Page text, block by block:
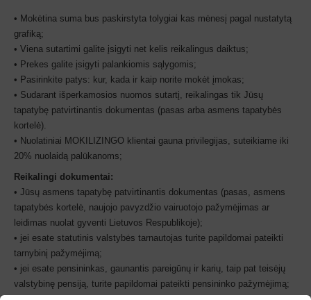
• Mokėtina suma bus paskirstyta tolygiai kas mėnesį pagal nustatytą
grafiką;
• Viena sutartimi galite įsigyti net kelis reikalingus daiktus;
• Prekes galite įsigyti palankiomis sąlygomis;
• Pasirinkite patys: kur, kada ir kaip norite mokėt įmokas;
• Sudarant išperkamosios nuomos sutartį, reikalingas tik Jūsų
tapatybę patvirtinantis dokumentas (pasas arba asmens tapatybės
kortelė).
• Nuolatiniai MOKILIZINGO klientai gauna privilegijas, suteikiame iki
20% nuolaidą palūkanoms;
Reikalingi dokumentai:
• Jūsų asmens tapatybę patvirtinantis dokumentas (pasas, asmens
tapatybės kortelė, naujojo pavyzdžio vairuotojo pažymėjimas ar
leidimas nuolat gyventi Lietuvos Respublikoje);
• jei esate statutinis valstybės tarnautojas turite papildomai pateikti
tarnybinį pažymėjimą;
• jei esate pensininkas, gaunantis pareigūnų ir karių, taip pat teisėjų
valstybinę pensiją, turite papildomai pateikti pensininko pažymėjimą;